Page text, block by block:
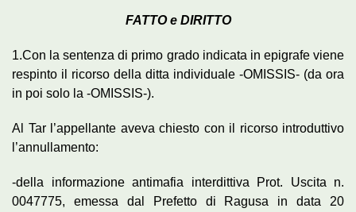
FATTO e DIRITTO
1.Con la sentenza di primo grado indicata in epigrafe viene
respinto il ricorso della ditta individuale -OMISSIS- (da ora
in poi solo la -OMISSIS-).
Al Tar l’appellante aveva chiesto con il ricorso introduttivo
l’annullamento:
-della informazione antimafia interdittiva Prot. Uscita n.
0047775, emessa dal Prefetto di Ragusa in data 20